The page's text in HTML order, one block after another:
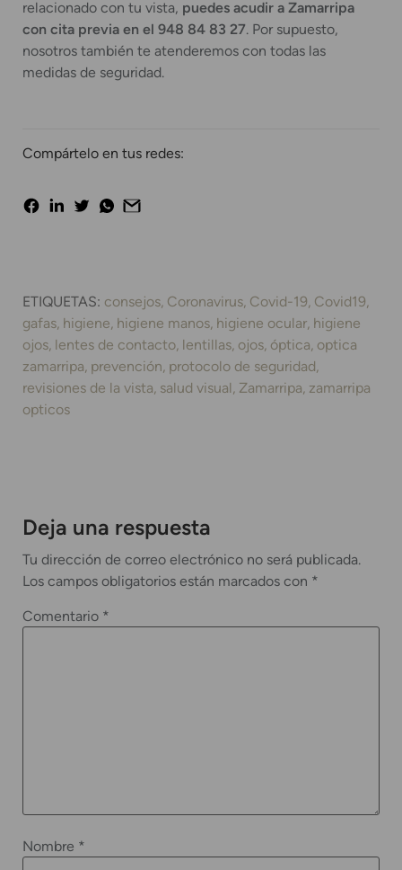
relacionado con tu vista, puedes acudir a Zamarripa
con cita previa en el 948 84 83 27. Por supuesto,
nosotros también te atenderemos con todas las
medidas de seguridad.
Compártelo en tus redes:
ETIQUETAS: consejos Coronavirus Covid-19 Covid19
gafas higiene higiene manos higiene ocular higiene
ojos lentes de contacto lentillas ojos óptica optica
zamarripa prevención protocolo de seguridad
revisiones de la vista salud visual Zamarripa zamarripa
opticos
Deja una respuesta
Tu dirección de correo electrónico no será publicada.
Los campos obligatorios están marcados con *
Comentario *
Nombre *